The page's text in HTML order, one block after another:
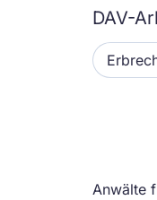
DAV-
Anwälte